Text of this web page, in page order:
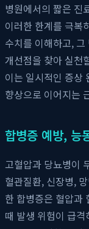
병원에서의 짧은 진
이러한 한계를 극복
수치를 이해하고,
개선점을 찾아 실천
이는 일시적인 증상
향상으로 이어지는
합병증 예방, 능
고혈압과 당뇨병이
혈관질환, 신장병,
한 합병증은 혈압과
때 발생 위험이 급